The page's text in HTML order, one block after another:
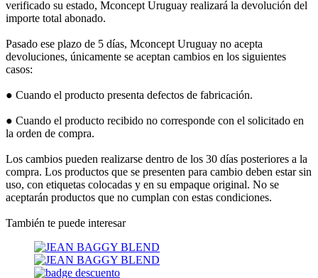
verificado su estado, Mconcept Uruguay realizará la devolución del
importe total abonado.
Pasado ese plazo de 5 días, Mconcept Uruguay no acepta
devoluciones, únicamente se aceptan cambios en los siguientes
casos:
● Cuando el producto presenta defectos de fabricación.
● Cuando el producto recibido no corresponde con el solicitado en
la orden de compra.
Los cambios pueden realizarse dentro de los 30 días posteriores a la
compra. Los productos que se presenten para cambio deben estar sin
uso, con etiquetas colocadas y en su empaque original. No se
aceptarán productos que no cumplan con estas condiciones.
También te puede interesar